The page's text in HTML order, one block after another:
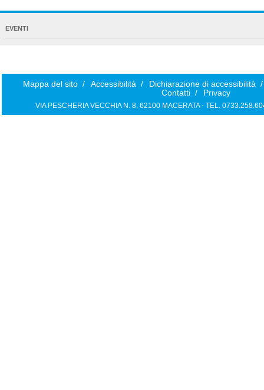
EXTENDED
EVENTI
Mappa del sito / Accessibilità / Dichiarazione di accessibilità /
Contatti / Privacy
VIA PESCHERIA VECCHIA N. 8, 62100 MACERATA - TEL.